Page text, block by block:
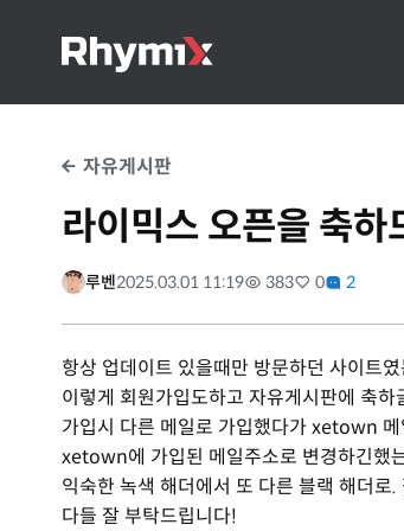
자유게시판
라이믹스 오픈을 축하
루벤2025.03.01 11:19 383 0 2
항상 업데이트 있을때만 방문하던 사이트였
이렇게 회원가입도하고 자유게시판에 축
가입시 다른 메일로 가입했다가 xetown
xetown에 가입된 메일주소로 변경하긴했
익숙한 녹색 해더에서 또 다른 블랙 해더로
다들 잘 부탁드립니다!